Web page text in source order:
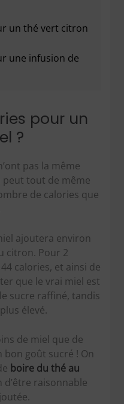
un thé vert citron
une infusion de
pour un
?
pas la même
peut tout de même
de calories que
ajoutera environ
citron. Pour 2
calories, et ainsi de
que le vrai miel est
sucre raffiné, tandis
élevé.
de miel que de
goût sucré ! On
boire du thé au
d’être raisonnable